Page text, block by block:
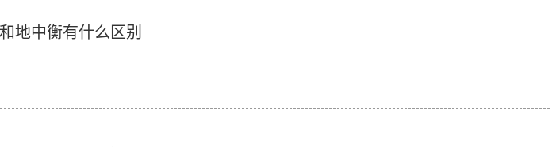
地中衡有什么区别